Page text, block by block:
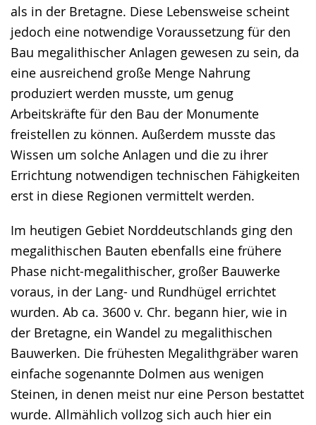
als in der Bretagne. Diese Lebensweise scheint
jedoch eine notwendige Voraussetzung für den
Bau megalithischer Anlagen gewesen zu sein, da
eine ausreichend große Menge Nahrung
produziert werden musste, um genug
Arbeitskräfte für den Bau der Monumente
freistellen zu können. Außerdem musste das
Wissen um solche Anlagen und die zu ihrer
Errichtung notwendigen technischen Fähigkeiten
erst in diese Regionen vermittelt werden.
Im heutigen Gebiet Norddeutschlands ging den
megalithischen Bauten ebenfalls eine frühere
Phase nicht-megalithischer, großer Bauwerke
voraus, in der Lang- und Rundhügel errichtet
wurden. Ab ca. 3600 v. Chr. begann hier, wie in
der Bretagne, ein Wandel zu megalithischen
Bauwerken. Die frühesten Megalithgräber waren
einfache sogenannte Dolmen aus wenigen
Steinen, in denen meist nur eine Person bestattet
wurde. Allmählich vollzog sich auch hier ein